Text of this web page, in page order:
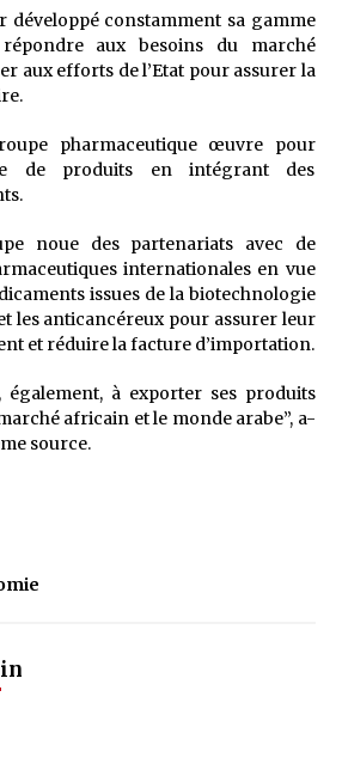
développé constamment sa gamme
aux besoins du marché
aux efforts de l’Etat pour assurer la
pharmaceutique œuvre pour
de produits en intégrant des
noue des partenariats avec de
internationales en vue
issues de la biotechnologie
les anticancéreux pour assurer leur
et réduire la facture d’importation.
également, à exporter ses produits
africain et le monde arabe”, a-
source.